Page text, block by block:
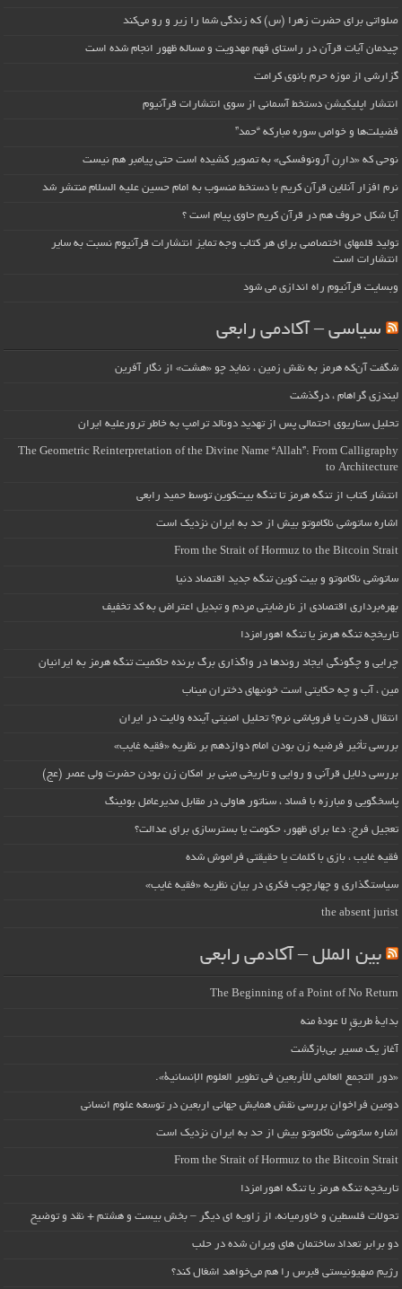
صلواتی برای حضرت زهرا (س) که زندگی شما را زیر و رو می‌کند
چیدمان آیات قرآن در راستای فهم مهدویت و مساله ظهور انجام شده است
گزارشی از موزه حرم بانوی کرامت
انتشار اپلیکیشن دستخط آسمانی از سوی انتشارات قرآنیوم
فضیلت‌ها و خواص سوره مبارکه “حمد”
نوحی که «دارِن آرونوفسکی» به تصویر کشیده است حتی پیامبر هم نیست
نرم افزار آنلاین قرآن کریم با دستخط منسوب به امام حسین علیه السلام منتشر شد
آیا شکل حروف هم در قرآن کریم حاوی پیام است ؟
تولید قلمهای اختصاصی برای هر کتاب وجه تمایز انتشارات قرآنیوم نسبت به سایر
انتشارات است
وبسایت قرآنیوم راه اندازی می شود
سیاسی – آکادمی رابعی
شگفت آن‌که هرمز به نقش زمین ، نماید چو «هشت» از نگار آفرین
لیندزی گراهام ، درگذشت
تحلیل سناریوی احتمالی پس از تهدید دونالد ترامپ به خاطر ترورعلیه ایران
The Geometric Reinterpretation of the Divine Name “Allah”: From Calligraphy
to Architecture
انتشار کتاب از تنگه هرمز تا تنگه بیت‌کوین توسط حمید رابعی
اشاره ساتوشی ناکاموتو بیش از حد به ایران نزدیک است
From the Strait of Hormuz to the Bitcoin Strait
ساتوشی ناکاموتو و بیت کوین تنگه جدید اقتصاد دنیا
بهره‌برداری اقتصادی از نارضایتی مردم و تبدیل اعتراض به کد تخفیف
تاریخچه تنگه هرمز یا تنگه اهورامزدا
چرایی و چگونگی ایجاد روندها در واگذاری برگ برنده حاکمیت تنگه هرمز به ایرانیان
مین ، آب و چه حکایتی است خونبهای دختران میناب
انتقال قدرت یا فروپاشی نرم؟ تحلیل امنیتی آینده ولایت در ایران
بررسی تأثیر فرضیه زن بودن امام دوازدهم بر نظریه «فقیه غایب»
بررسی دلایل قرآنی و روایی و تاریخی مبنی بر امکان زن بودن حضرت ولی عصر (عج)
پاسخگویی و مبارزه با فساد ، سناتور هاولی در مقابل مدیرعامل بوئینگ
تعجیل فرج: دعا برای ظهور، حکومت یا بسترسازی برای عدالت؟
فقیه غایب ، بازی با کلمات یا حقیقتی فراموش شده
سیاستگذاری و چهارچوب فکری در بیان نظریه «فقیه غایب»
the absent jurist
بین الملل – آکادمی رابعی
The Beginning of a Point of No Return
بداية طريقٍ لا عودة منه
آغاز یک مسیر بی‌بازگشت
«دور التجمع العالمي للأربعين في تطوير العلوم الإنسانية».
دومین فراخوان بررسی نقش همایش جهانی اربعین در توسعه علوم انسانی
اشاره ساتوشی ناکاموتو بیش از حد به ایران نزدیک است
From the Strait of Hormuz to the Bitcoin Strait
تاریخچه تنگه هرمز یا تنگه اهورامزدا
تحولات فلسطین و خاورمیانه، از زاویه ای دیگر – بخش بیست و هشتم + نقد و توضیح
دو برابر تعداد ساختمان های ویران شده در حلب
رژیم صهیونیستی قبرس را هم می‌خواهد اشغال کند؟